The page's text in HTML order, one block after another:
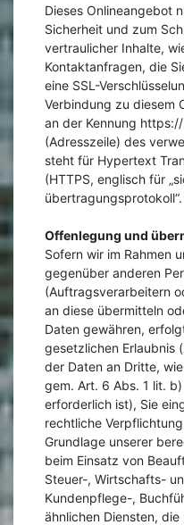
Dieses Onlineangebot
Sicherheit und zum
vertraulicher Inhalte,
Kontaktanfragen, die
eine SSL-
Verbindung zu diesem
an der Kennung
(Adresszeile) des
steht für Hypertext
(HTTPS, englisch für
übertragungsprotokoll“.
Offenlegung und
Sofern wir im Rahmen
gegenüber anderen
(Auftragsverarbeitern
an diese übermitteln
Daten gewähren,
gesetzlichen Erlaubnis
der Daten an Dritte,
gem. Art. 6 Abs. 1 lit.
erforderlich ist), Sie
rechtliche
Grundlage unserer
beim Einsatz von
Steuer-, Wirtschafts-
Kundenpflege-,
ähnlichen Diensten,